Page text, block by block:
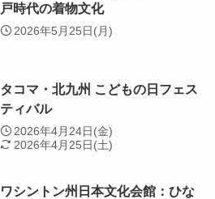
戸時代の着物文化
2026年5月25日(月)
タコマ・北九州 こどもの日フェス
ティバル
2026年4月24日(金)
2026年4月25日(土)
ワシントン州日本文化会館：ひな